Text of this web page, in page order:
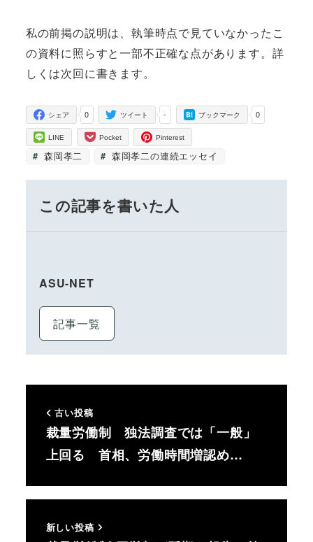
私の前掲の説明は、執筆時点で見ていなかったこ
の資料に照らすと一部不正確な点があります。詳
しくは次回に書きます。
0
シェア -
ツイート 0
ブックマーク
LINE Pocket Pinterest
森岡孝二 森岡孝二の連続エッセイ
この記事を書いた人
ASU-NET
記事一覧
古い投稿
裁量労働制 独法調査では「一般」
上回る 首相、労働時間増認め…
新しい投稿